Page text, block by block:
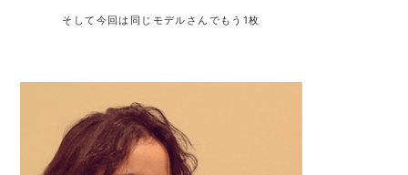
そして今回は同じモデルさんでもう1枚